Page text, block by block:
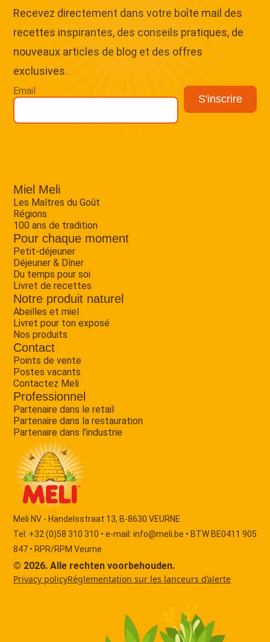
Recevez directement dans votre boîte mail des
recettes inspirantes, des conseils pratiques, de
nouveaux articles de blog et des offres
exclusives.
Email
Miel Meli
Les Maîtres du Goût
Régions
100 ans de tradition
Pour chaque moment
Petit-déjeuner
Déjeuner & Dîner
Du temps pour soi
Livret de recettes
Notre produit naturel
Abeilles et miel
Livret pour ton exposé
Nos produits
Contact
Points de vente
Postes vacants
Contactez Meli
Professionnel
Partenaire dans le retail
Partenaire dans la restauration
Partenaire dans l’industrie
Meli NV - Handelsstraat 13, B-8630 VEURNE
Tel: +32 (0)58 310 310 • e-mail: info@meli.be • BTW BE0411 905
847 • RPR/RPM Veurne
© 2026. Alle rechten voorbehouden.
Privacy policyRéglementation sur les lanceurs d’alerte